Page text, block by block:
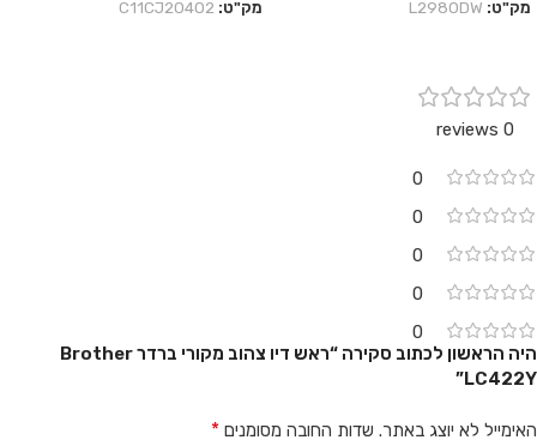
מק"ט: L2980DW מק"ט: C11CJ20402
0 reviews
0
0
0
0
0
היה הראשון לכתוב סקירה “ראש דיו צהוב מקורי ברדר Brother
LC422Y”
האימייל לא יוצג באתר. שדות החובה מסומנים *